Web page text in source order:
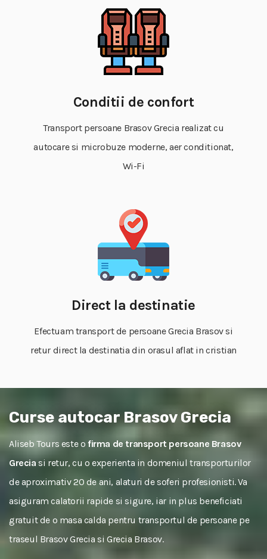
Conditii de confort
Transport persoane Brasov Grecia realizat cu
autocare si microbuze moderne, aer conditionat,
Wi-Fi
Direct la destinatie
Efectuam transport de persoane Grecia Brasov si
retur direct la destinatia din orasul aflat in cristian
Curse autocar Brasov Grecia
Aliseb Tours este o firma de transport persoane Brasov
Grecia si retur, cu o experienta in domeniul transporturilor
de aproximativ 20 de ani, alaturi de soferi profesionisti. Va
asiguram calatorii rapide si sigure, iar in plus beneficiati
gratuit de o masa calda pentru transportul de persoane pe
traseul Brasov Grecia si Grecia Brasov.